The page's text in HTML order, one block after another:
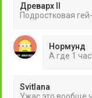
Древарх II
Подростковая
Нормунд
А где 1
Svitlana
Ужас.это вообще